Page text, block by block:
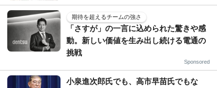
期待を超えるチームの強さ
「さすが」の一言に込められた驚きや感
動。新しい価値を生み出し続ける電通の
挑戦
Sponsored
小泉進次郎氏でも、高市早苗氏でもな